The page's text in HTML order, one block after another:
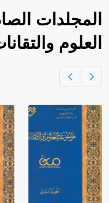
المجلدات
العلوم